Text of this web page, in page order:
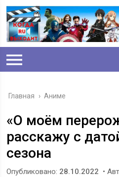
Главная › Аниме
«О моём
расскажу с
сезона
Опубликовано: 28.10.2022 •